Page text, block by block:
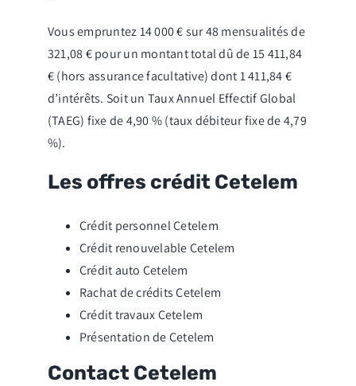
Vous empruntez 14 000 € sur 48 mensualités de
321,08 € pour un montant total dû de 15 411,84
€ (hors assurance facultative) dont 1 411,84 €
d’intérêts. Soit un Taux Annuel Effectif Global
(TAEG) fixe de 4,90 % (taux débiteur fixe de 4,79
%).
Les offres crédit Cetelem
Crédit personnel Cetelem
Crédit renouvelable Cetelem
Crédit auto Cetelem
Rachat de crédits Cetelem
Crédit travaux Cetelem
Présentation de Cetelem
Contact Cetelem